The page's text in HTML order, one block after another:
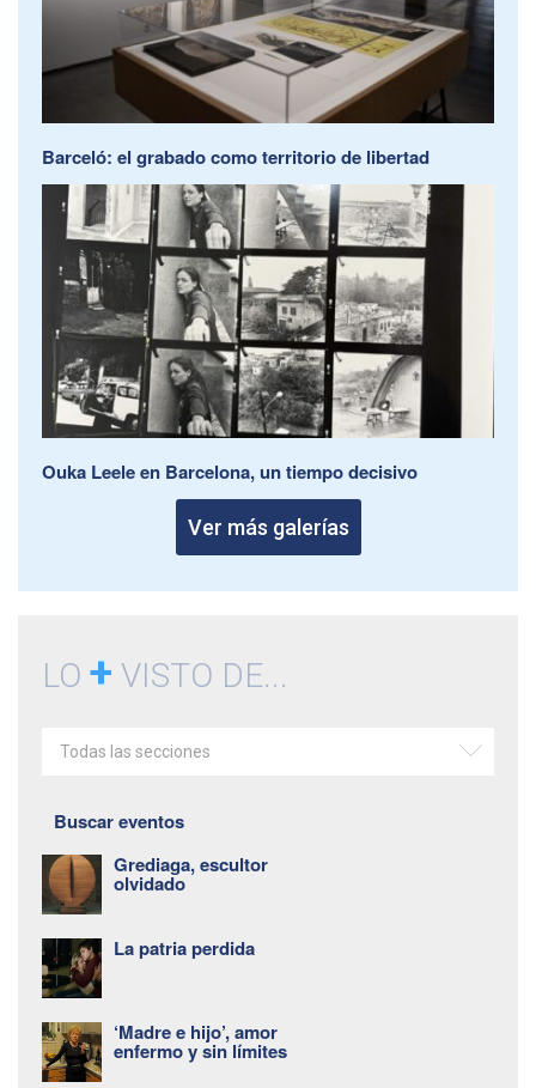
Barceló: el grabado como territorio de libertad
Ouka Leele en Barcelona, un tiempo decisivo
Ver más galerías
LO + VISTO DE...
Todas las secciones
Buscar eventos
Grediaga, escultor
olvidado
La patria perdida
‘Madre e hijo’, amor
enfermo y sin límites